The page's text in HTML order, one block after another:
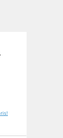
.
- Paris!